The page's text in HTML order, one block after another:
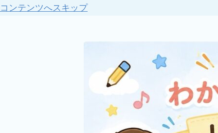
コンテンツへスキップ